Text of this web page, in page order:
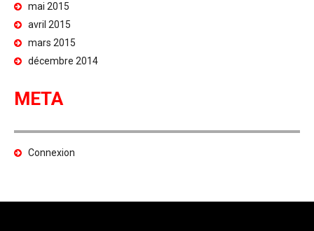
mai 2015
avril 2015
mars 2015
décembre 2014
META
Connexion